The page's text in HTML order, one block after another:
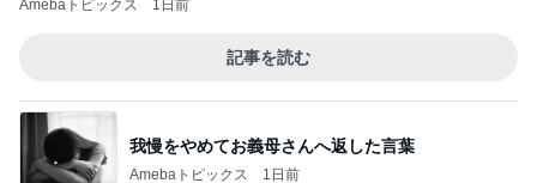
Amebaトピックス 1日前
上原さくら 大量に買い出しした食材
Amebaトピックス 1日前